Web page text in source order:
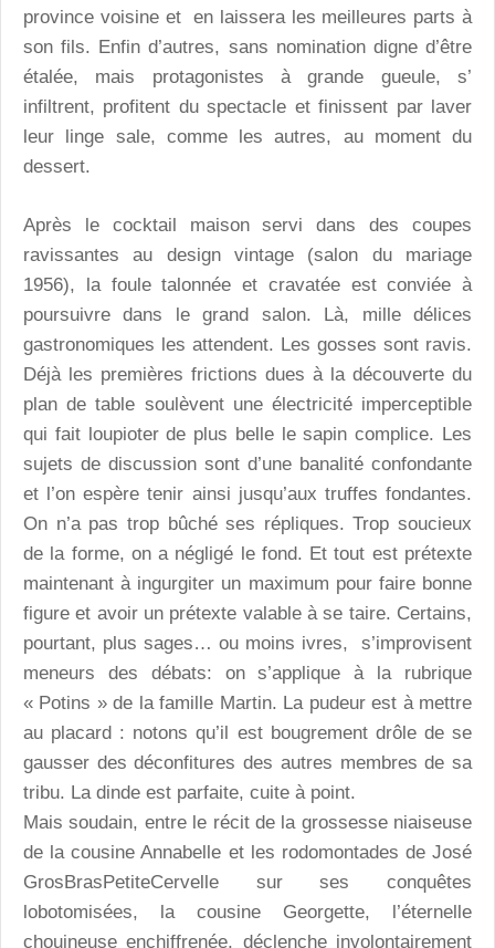
province voisine et en laissera les meilleures parts à
son fils. Enfin d’autres, sans nomination digne d’être
étalée, mais protagonistes à grande gueule, s’
infiltrent, profitent du spectacle et finissent par laver
leur linge sale, comme les autres, au moment du
dessert.
Après le cocktail maison servi dans des coupes
ravissantes au design vintage (salon du mariage
1956), la foule talonnée et cravatée est conviée à
poursuivre dans le grand salon. Là, mille délices
gastronomiques les attendent. Les gosses sont ravis.
Déjà les premières frictions dues à la découverte du
plan de table soulèvent une électricité imperceptible
qui fait loupioter de plus belle le sapin complice. Les
sujets de discussion sont d’une banalité confondante
et l’on espère tenir ainsi jusqu’aux truffes fondantes.
On n’a pas trop bûché ses répliques. Trop soucieux
de la forme, on a négligé le fond. Et tout est prétexte
maintenant à ingurgiter un maximum pour faire bonne
figure et avoir un prétexte valable à se taire. Certains,
pourtant, plus sages… ou moins ivres, s’improvisent
meneurs des débats: on s’applique à la rubrique
« Potins » de la famille Martin. La pudeur est à mettre
au placard : notons qu’il est bougrement drôle de se
gausser des déconfitures des autres membres de sa
tribu. La dinde est parfaite, cuite à point.
Mais soudain, entre le récit de la grossesse niaiseuse
de la cousine Annabelle et les rodomontades de José
GrosBrasPetiteCervelle sur ses conquêtes
lobotomisées, la cousine Georgette, l’éternelle
chouineuse enchiffrenée, déclenche involontairement